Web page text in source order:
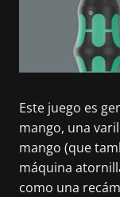
Este juego es
mango, una
mango (que
máquina
como una